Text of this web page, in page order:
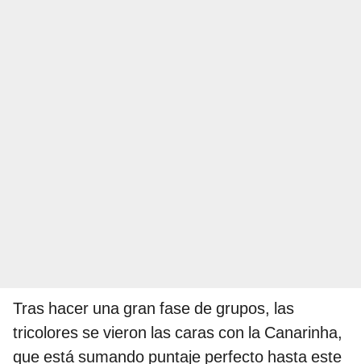
Tras hacer una gran fase de grupos, las
tricolores se vieron las caras con la Canarinha,
que está sumando puntaje perfecto hasta este